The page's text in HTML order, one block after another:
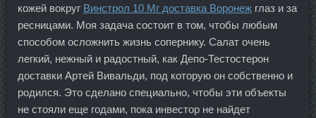
кожей вокруг Винстрол 10 Мг доставка Воронеж глаз и за
ресницами. Моя задача состоит в том, чтобы любым
способом осложнить жизнь сопернику. Салат очень
легкий, нежный и радостный, как Депо-Тестостерон
доставки Артей Вивальди, под которую он собственно и
родился. Это сделано специально, чтобы эти объекты
не стояли еще годами, пока инвестор не найдет